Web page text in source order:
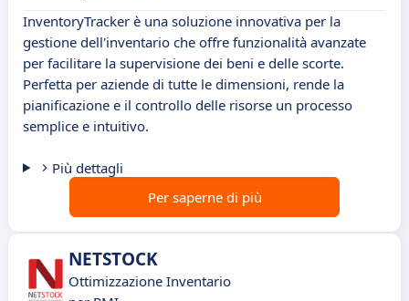
InventoryTracker è una soluzione innovativa per la
gestione dell'inventario che offre funzionalità avanzate
per facilitare la supervisione dei beni e delle scorte.
Perfetta per aziende di tutte le dimensioni, rende la
pianificazione e il controllo delle risorse un processo
semplice e intuitivo.
Più dettagli
Per saperne di più
NETSTOCK
Ottimizzazione Inventario